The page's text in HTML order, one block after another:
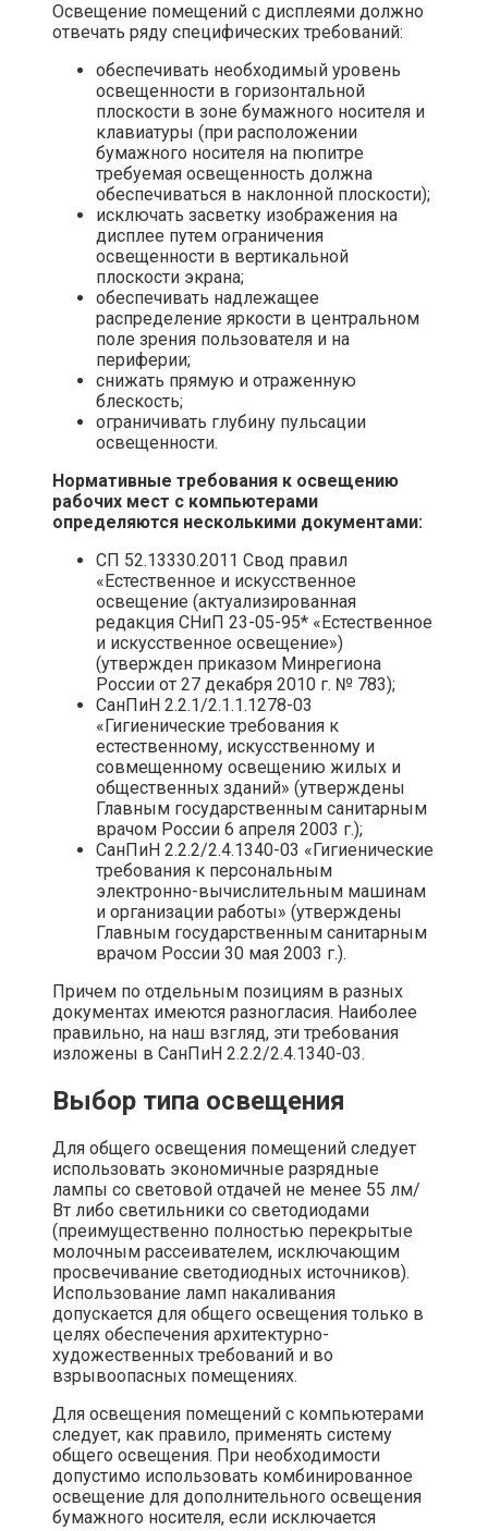
Освещение помещений с дисплеями должно
отвечать ряду специфических требований:
обеспечивать необходимый уровень
освещенности в горизонтальной
плоскости в зоне бумажного носителя и
клавиатуры (при расположении
бумажного носителя на пюпитре
требуемая освещенность должна
обеспечиваться в наклонной плоскости);
исключать засветку изображения на
дисплее путем ограничения
освещенности в вертикальной
плоскости экрана;
обеспечивать надлежащее
распределение яркости в центральном
поле зрения пользователя и на
периферии;
снижать прямую и отраженную
блескость;
ограничивать глубину пульсации
освещенности.
Нормативные требования к освещению
рабочих мест с компьютерами
определяются несколькими документами:
СП 52.13330.2011 Свод правил
«Естественное и искусственное
освещение (актуализированная
редакция СНиП 23-05-95* «Естественное
и искусственное освещение»)
(утвержден приказом Минрегиона
России от 27 декабря 2010 г. № 783);
СанПиН 2.2.1/2.1.1.1278-03
«Гигиенические требования к
естественному, искусственному и
совмещенному освещению жилых и
общественных зданий» (утверждены
Главным государственным санитарным
врачом России 6 апреля 2003 г.);
СанПиН 2.2.2/2.4.1340-03 «Гигиенические
требования к персональным
электронно-вычислительным машинам
и организации работы» (утверждены
Главным государственным санитарным
врачом России 30 мая 2003 г.).
Причем по отдельным позициям в разных
документах имеются разногласия. Наиболее
правильно, на наш взгляд, эти требования
изложены в СанПиН 2.2.2/2.4.1340-03.
Выбор типа освещения
Для общего освещения помещений следует
использовать экономичные разрядные
лампы со световой отдачей не менее 55 лм/
Вт либо светильники со светодиодами
(преимущественно полностью перекрытые
молочным рассеивателем, исключающим
просвечивание светодиодных источников).
Использование ламп накаливания
допускается для общего освещения только в
целях обеспечения архитектурно-
художественных требований и во
взрывоопасных помещениях.
Для освещения помещений с компьютерами
следует, как правило, применять систему
общего освещения. При необходимости
допустимо использовать комбинированное
освещение для дополнительного освещения
бумажного носителя, если исключается